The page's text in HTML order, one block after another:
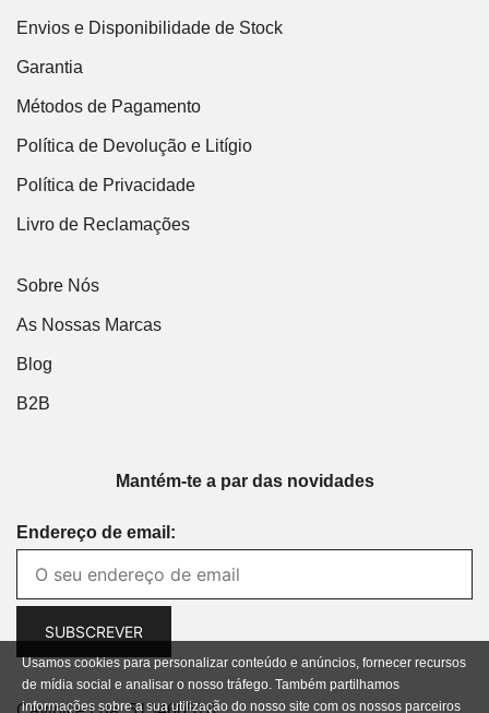
Envios e Disponibilidade de Stock
Garantia
Métodos de Pagamento
Política de Devolução e Litígio
Política de Privacidade
Livro de Reclamações
Sobre Nós
As Nossas Marcas
Blog
B2B
Mantém-te a par das novidades
Endereço de email:
Usamos cookies para personalizar conteúdo e anúncios, fornecer recursos
de mídia social e analisar o nosso tráfego. Também partilhamos
informações sobre a sua utilização do nosso site com os nossos parceiros